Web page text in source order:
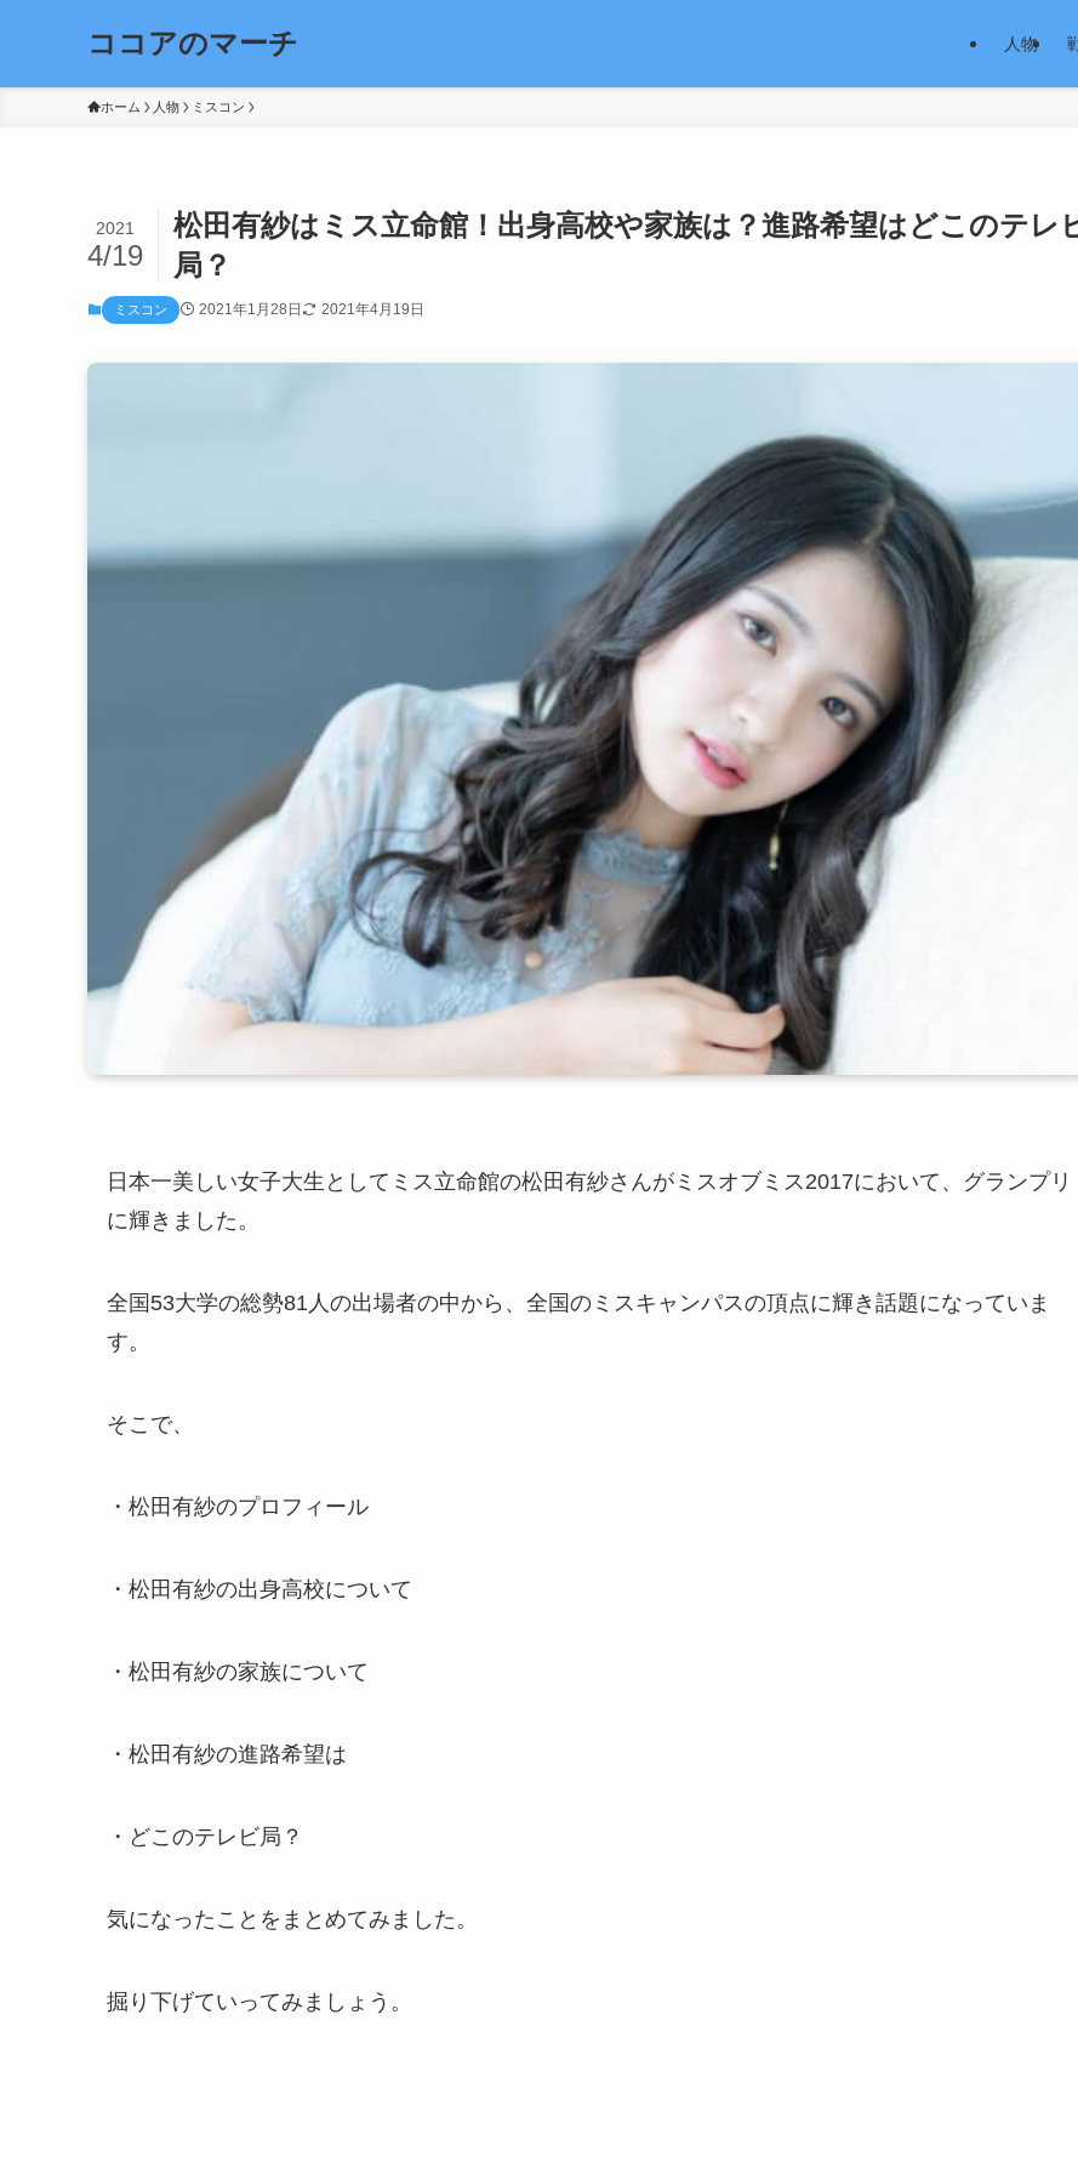
ココアのマーチ 人物
ホーム 人物 ミスコン
松田有紗はミス立命館！出身高校や家族は？進路希望はどこのテレ
局？
2021
4/19
ミスコン 2021年1月28日 2021年4月19日
日本一美しい女子大生としてミス立命館の松田有紗さんがミスオブミス2017において、グランプリ
に輝きました。
全国53大学の総勢81人の出場者の中から、全国のミスキャンパスの頂点に輝き話題になっていま
す。
そこで、
・松田有紗のプロフィール
・松田有紗の出身高校について
・松田有紗の家族について
・松田有紗の進路希望は
・どこのテレビ局？
気になったことをまとめてみました。
掘り下げていってみましょう。